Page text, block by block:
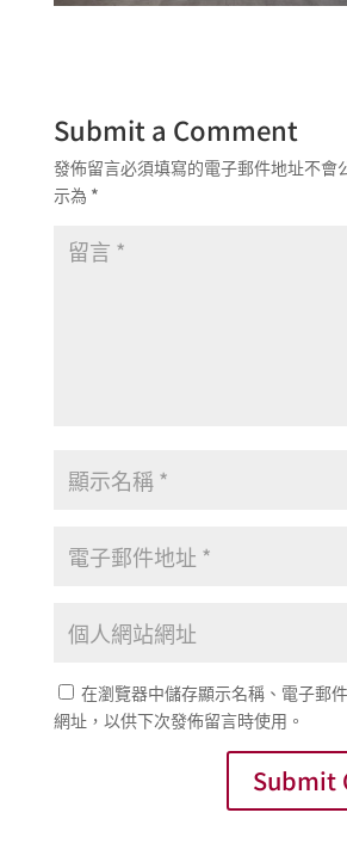
Submit a Comment
發佈留言必須填寫的電子郵件地址不會
示為 *
在瀏覽器中儲存顯示名稱、電子郵
網址，以供下次發佈留言時使用。